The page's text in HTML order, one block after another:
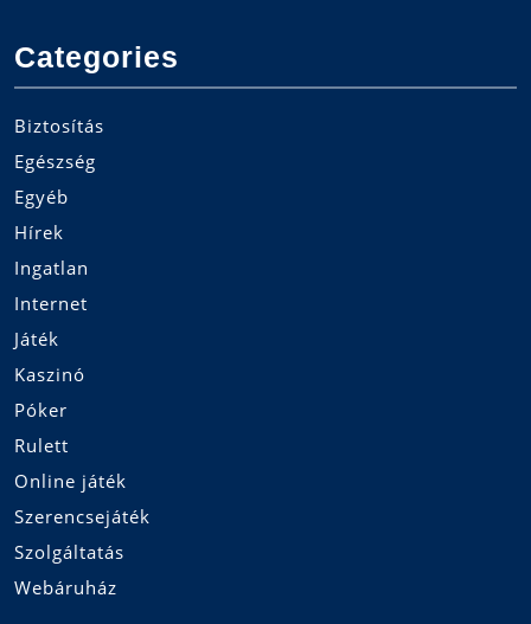
Categories
Biztosítás
Egészség
Egyéb
Hírek
Ingatlan
Internet
Játék
Kaszinó
Póker
Rulett
Online játék
Szerencsejáték
Szolgáltatás
Webáruház